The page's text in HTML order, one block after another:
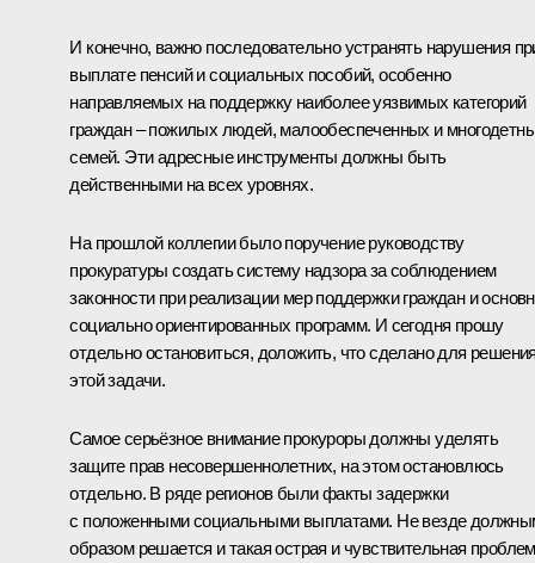
И конечно, важно последовательно устранять нарушения
выплате пенсий и социальных пособий, особенно
направляемых на поддержку наиболее уязвимых категорий
граждан – пожилых людей, малообеспеченных и
семей. Эти адресные инструменты должны быть
действенными на всех уровнях.
На прошлой коллегии было поручение руководству
прокуратуры создать систему надзора за соблюдением
законности при реализации мер поддержки граждан и
социально ориентированных программ. И сегодня прошу
отдельно остановиться, доложить, что сделано для
этой задачи.
Самое серьёзное внимание прокуроры должны уделять
защите прав несовершеннолетних, на этом остановлюсь
отдельно. В ряде регионов были факты задержки
с положенными социальными выплатами. Не везде
образом решается и такая острая и чувствительная